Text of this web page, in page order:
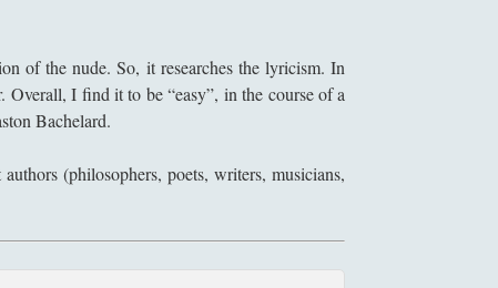
of the nude. So, it researches the lyricism. In
Overall, I find it to be “easy”, in the course of a
Bachelard.
(philosophers, poets, writers, musicians,